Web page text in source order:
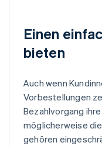
Einen
bieten
Auch wenn
Vorbestellungen
Bezahlvorgang
möglicherweise die
gehören